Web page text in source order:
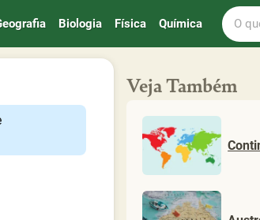
Biologia Física Química
O
que
você
saber
Veja Também